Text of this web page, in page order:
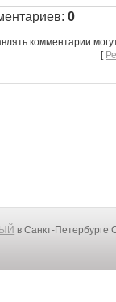
: 0
комментарии
[
в Санкт-Петербурге